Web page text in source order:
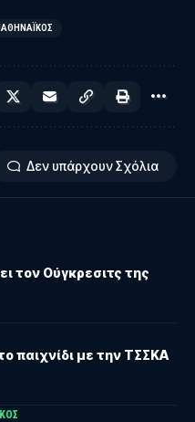
Δεν υπάρχουν Σχόλια
τον Ούγκρεσιτς της
παιχνίδι με την ΤΣΣΚΑ